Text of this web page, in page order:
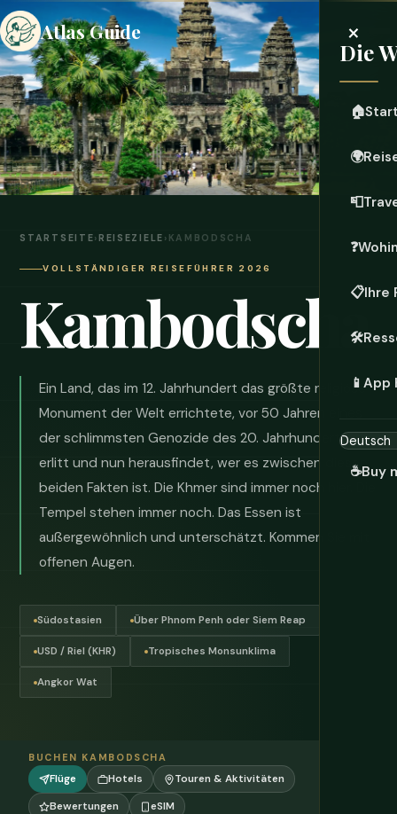
Atlas Guide ×
Die
🏠
🌍
📮
❓
📋Ihre
🛠️
📱 App
☕Buy
STARTSEITE›REISEZIELE › KAMBODSCHA
VOLLSTÄNDIGER REISEFÜHRER 2026
Kambodscha
Ein Land, das im 12. Jahrhundert das größte religiöse
Monument der Welt errichtete, vor 50 Jahren eines
der schlimmsten Genozide des 20. Jahrhunderts
erlitt und nun herausfindet, wer es zwischen diesen
beiden Fakten ist. Die Khmer sind immer noch hier. Die
Tempel stehen immer noch. Das Essen ist
außergewöhnlich und unterschätzt. Kommen Sie mit
offenen Augen.
Südostasien Über Phnom Penh oder Siem Reap
USD / Riel (KHR) Tropisches Monsunklima
Angkor Wat
BUCHEN KAMBODSCHA
Flüge Hotels
Touren & Aktivitäten
Bewertungen
eSIM